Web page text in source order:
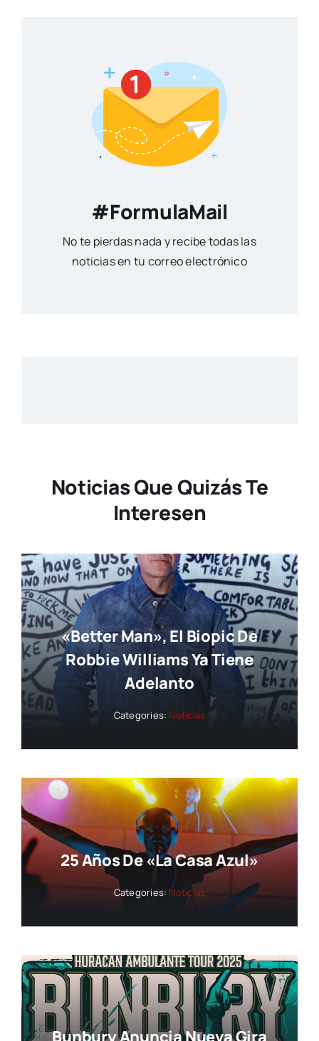
#FormulaMail
No te pierdas nada y recibe todas las
noticias en tu correo electrónico
Noticias Que Quizás Te
Interesen
«Better Man», El Biopic De
Robbie Williams Ya Tiene
Adelanto
Categories: Noticias
25 Años De «La Casa Azul»
Categories: Noticias